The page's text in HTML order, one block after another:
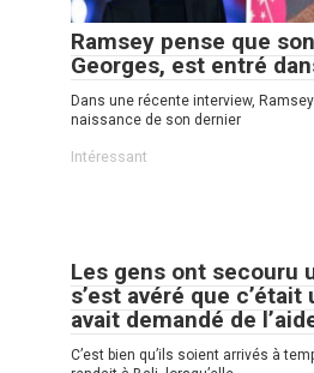
Ramsey pense que
Georges, est entré
Dans une récente interview,
naissance de son dernier
Intéressant
Les gens ont secouru
s’est avéré que
avait demandé de
C’est bien qu’ils soient arrivés à